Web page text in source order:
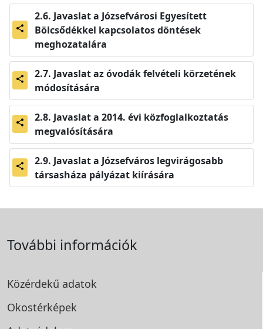
share
Javaslat a Józsefvárosi Egyesített
Bölcsődékkel kapcsolatos döntések
meghozatalára
share
Javaslat az óvodák felvételi körzetének
módosítására
share
Javaslat a 2014. évi közfoglalkoztatás
megvalósítására
share
Javaslat a Józsefváros legvirágosabb
társasháza pályázat kiírására
További információk
Közérdekű adatok
Okostérképek